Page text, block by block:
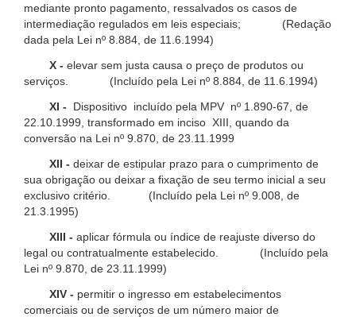
mediante pronto pagamento, ressalvados os casos de
intermediação regulados em leis especiais; (Redação
dada pela Lei nº 8.884, de 11.6.1994)
X - elevar sem justa causa o preço de produtos ou
serviços. (Incluído pela Lei nº 8.884, de 11.6.1994)
XI -
Dispositivo incluído pela MPV nº 1.890-67, de
22.10.1999, transformado em inciso XIII, quando da
conversão na Lei nº 9.870, de 23.11.1999
XII - deixar de estipular prazo para o cumprimento de
sua obrigação ou deixar a fixação de seu termo inicial a seu
exclusivo critério. (Incluído pela Lei nº 9.008, de
21.3.1995)
XIII - aplicar fórmula ou índice de reajuste diverso do
legal ou contratualmente estabelecido. (Incluído pela
Lei nº 9.870, de 23.11.1999)
XIV - permitir o ingresso em estabelecimentos
comerciais ou de serviços de um número maior de